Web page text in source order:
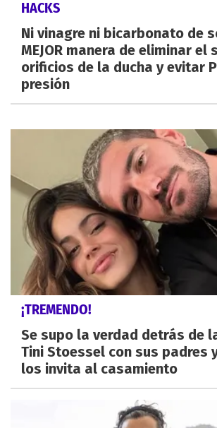
HACKS
Ni vinagre ni bicarbonato de
MEJOR manera de eliminar el
orificios de la ducha y evitar
presión
¡TREMENDO!
Se supo la verdad detrás de
Tini Stoessel con sus padres
los invita al casamiento